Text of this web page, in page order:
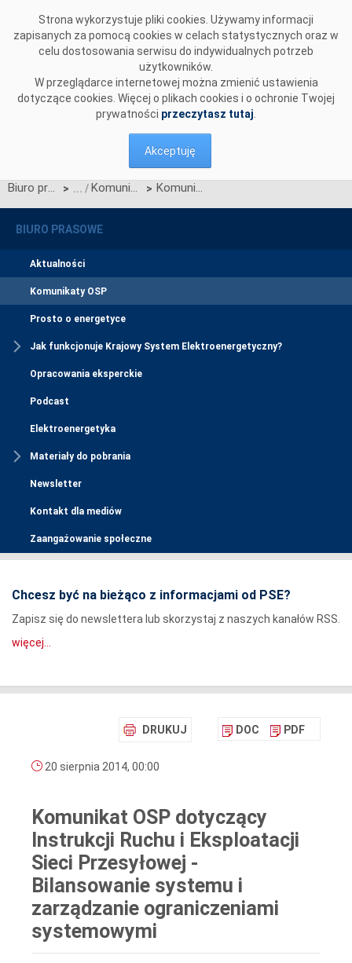
Strona wykorzystuje pliki cookies. Używamy informacji
zapisanych za pomocą cookies w celach statystycznych oraz w
celu dostosowania serwisu do indywidualnych potrzeb
użytkowników.
W przeglądarce internetowej można zmienić ustawienia
dotyczące cookies. Więcej o plikach cookies i o ochronie Twojej
prywatności przeczytasz tutaj
Akceptuję
Biuro prasowe > Komunikaty OSP > Komunikat OSP dotyczący Instrukcji Ruchu i Eksploatacji Sieci Przesyłowej - Bilansowanie systemu i zarządzanie ograniczeniami systemowymi
BIURO PRASOWE
Aktualności
Komunikaty OSP
Prosto o energetyce
Jak funkcjonuje Krajowy System Elektroenergetyczny?
Opracowania eksperckie
Podcast
Elektroenergetyka
Materiały do pobrania
Newsletter
Kontakt dla mediów
Zaangażowanie społeczne
Chcesz być na bieżąco z informacjami od PSE?
Zapisz się do newslettera lub skorzystaj z naszych kanałów RSS.
więcej...
DRUKUJ DOC PDF
20 sierpnia 2014, 00:00
Komunikat OSP dotyczący
Instrukcji Ruchu i Eksploatacji
Sieci Przesyłowej -
Bilansowanie systemu i
zarządzanie ograniczeniami
systemowymi